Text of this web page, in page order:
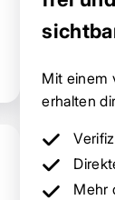
Mit einem
erhalten
Mehr